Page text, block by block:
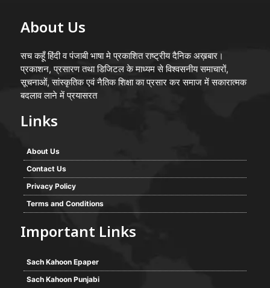
About Us
सच कहूँ हिंदी व पंजाबी भाषा मे प्रकाशित राष्ट्रीय दैनिक अख़बार।
प्रकाशन, प्रसारण तथा डिजिटल के माध्यम से विश्वसनीय समाचारों,
सूचनाओं, सांस्कृतिक एवं नैतिक शिक्षा का प्रसार कर समाज में सकारात्मक
बदलाव लाने में प्रयासरत
Links
About Us
Contact Us
Privacy Policy
Terms and Conditions
Important Links
Sach Kahoon Epaper
Sach Kahoon Punjabi